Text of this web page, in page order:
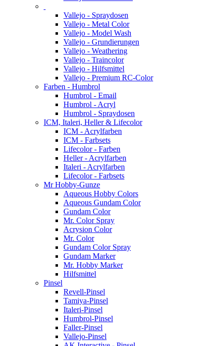
Vallejo - Spraydosen
Vallejo - Metal Color
Vallejo - Model Wash
Vallejo - Grundierungen
Vallejo - Weathering
Vallejo - Traincolor
Vallejo - Hilfsmittel
Vallejo - Premium RC-Color
Farben - Humbrol
Humbrol - Email
Humbrol - Acryl
Humbrol - Spraydosen
ICM, Italeri, Heller & Lifecolor
ICM - Acrylfarben
ICM - Farbsets
Lifecolor - Farben
Heller - Acrylfarben
Italeri - Acrylfarben
Lifecolor - Farbsets
Mr Hobby-Gunze
Aqueous Hobby Colors
Aqueous Gundam Color
Gundam Color
Mr. Color Spray
Acrysion Color
Mr. Color
Gundam Color Spray
Gundam Marker
Mr. Hobby Marker
Hilfsmittel
Pinsel
Revell-Pinsel
Tamiya-Pinsel
Italeri-Pinsel
Humbrol-Pinsel
Faller-Pinsel
Vallejo-Pinsel